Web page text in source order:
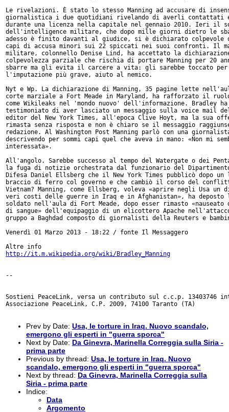
Le rivelazioni. È stato lo stesso Manning ad accusare di
giornalistica i due quotidiani rivelando di averli contattati
durante una licenza nella capitale nel gennaio 2010. Ieri il
dell'intelligence militare, che dopo mille giorni dietro le
adesso è finito davanti al giudice, si è dichiarato colpevole
capi di accusa minori sui 22 spiccati nei suoi confronti. Il
militare, colonnello Denise Lind, ha accettato la
colpevolezza parziale che rischia di portare Manning per 20
sbarre ma gli evita il carcere a vita: gli sarebbe toccato per
l'imputazione più grave, aiuto al nemico.
Nyt e Wp. La dichiarazione di Manning, 35 pagine lette
corte marziale a Fort Meade in Maryland, ha rafforzato il
come Wikileaks nel 'mondo nuovo' dell'informazione. Bradley ha
testimoniato di aver lasciato un messaggio sulla voice mail
editor del New York Times, all'epoca Clive Hoyt, ma la sua
rimasta senza risposta e non è chiaro se il messaggio
redazione. Al Washington Post Manning parlò con una
descrivendo per sommi capi quel che aveva in mano: «Non mi
interessata».
All'angolo. Sarebbe successo al tempo del Watergate o dei
la fuga di notizie orchestrata dal funzionario del
Difesa Daniel Ellsberg che il New York Times pubblicò dopo un
braccio di ferro col governo e che cambiò il corso del
Vietnam? Manning, come Ellsberg, voleva «aprire negli Usa
veri costi delle guerre in Iraq e in Afghanistan», ha deposto
soldato nell'aula di Fort Meade, dopo esser rimasto «nauseato
di sangue» dell'equipaggio di un elicottero Apache
gruppo a Baghdad composto di giornalisti della Reuters e
Venerdì 01 Marzo 2013 - 18:22 / fonte Il Messaggero
Altre info
http://it.m.wikipedia.org/wiki/Bradley_Manning
--
Sostieni PeaceLink, versa un contributo sul c.c.p. 13403746
Associazione PeaceLink, C.P. 2009, 74100 Taranto (TA)
Prev by Date: Usa, le torture in Iraq. Nuovo scandalo,
emergono gli esperti in "guerra sporca"
Next by Date: Da Ginevra, Marinella Correggia sulla Siria -
prima parte
Previous by thread: Usa, le torture in Iraq. Nuovo
scandalo, emergono gli esperti in "guerra sporca"
Next by thread: Da Ginevra, Marinella Correggia sulla
Siria - prima parte
Indice:
Data
Argomento